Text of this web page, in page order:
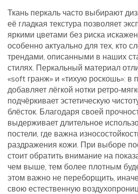
Ткань перкаль часто выбирают
её гладкая текстура позволяет
яркими цветами без риска
особенно актуально для тех, кто
трендами, описанными в наших
стилях. Перкальный материал
«soft гранж» и «тихую роскошь»: в
добавляет лёгкой нотки
подчёркивает эстетическую
блёсток. Благодаря своей
выдерживает длительное
постели, где важна
раздражения кожи. При выборе
стоит обратить внимание на
чем выше, тем более плотным
этом важно не переборщить,
свою естественную